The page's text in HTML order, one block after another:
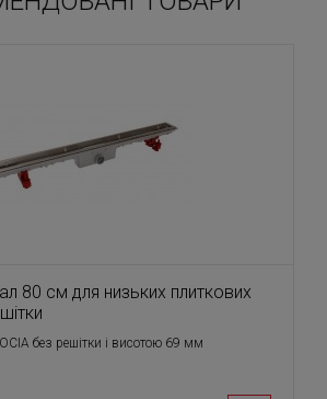
80 см для низьких плиткових
без решітки і висотою 69 мм